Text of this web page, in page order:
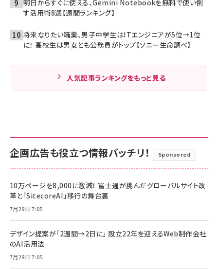
明日からすぐに使える、Gemini Notebookを無料で使い倒
す活用術8選【週間ランキング】
将来なりたい職業、男子中学生はITエンジニアが5位→1位
に！ 高校生は男女とも公務員がトップ【ソニー生命調べ】
人気記事ランキングをもっと見る
企画広告も役立つ情報バッチリ！ Sponsored
10万ページを8,000に激減！ 富士通が挑んだグローバルサイト改
革と「SitecoreAI」移行の舞台裏
7月29日 7:05
デザイン提案が「2週間→2日に」 設立22年を迎えるWeb制作会社
のAI活用法
7月28日 7:05